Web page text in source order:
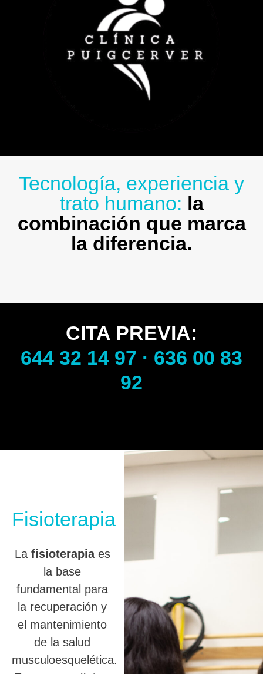
Tecnología, experiencia y
trato humano: la
combinación que marca
la diferencia.
CITA PREVIA:
644 32 14 97 · 636 00 83
92
Fisioterapia
La fisioterapiaes
la base
fundamental para
la recuperación y
el mantenimiento
de la salud
musculoesquelética.